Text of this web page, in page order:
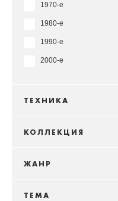
1970-е
1980-е
1990-е
2000-е
ТЕХНИКА
КОЛЛЕКЦИЯ
ЖАНР
ТЕМА